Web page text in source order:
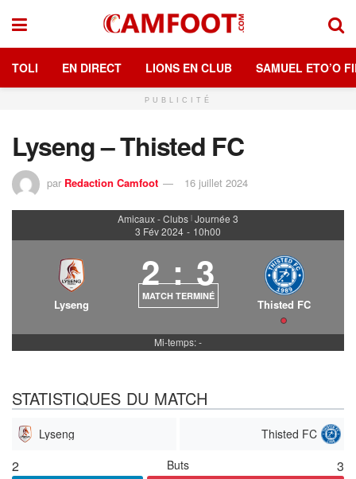
TOLI EN DIRECT LIONS EN CLUB SAMUEL ETO’O
PUBLICITÉ
Lyseng – Thisted FC
par Redaction Camfoot 16 juillet 2024
Amicaux - Clubs | Journée 3
3 Fév 2024 - 10h00
Lyseng
2 : 3
MATCH TERMINÉ
Thisted FC
Mi-temps: -
STATISTIQUES DU MATCH
Lyseng Thisted FC
2 Buts 3